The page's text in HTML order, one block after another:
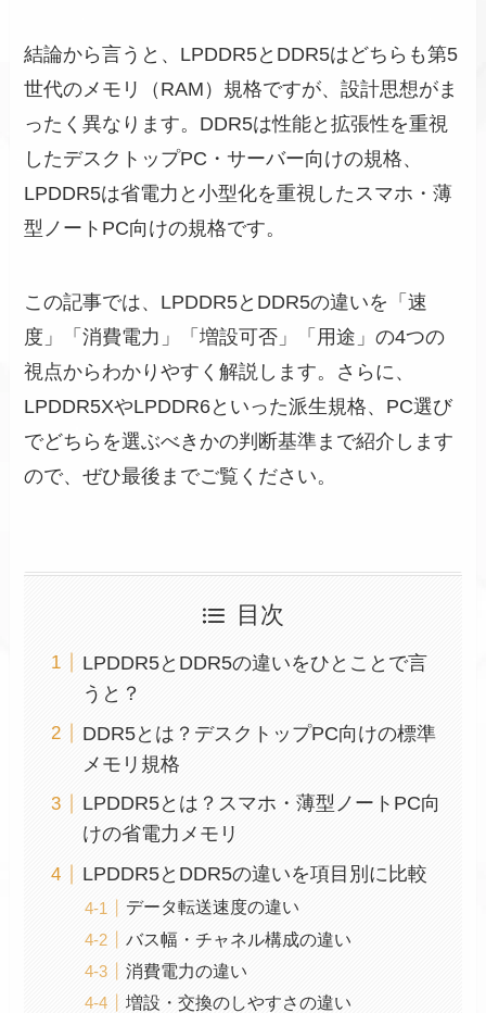
結論から言うと、LPDDR5とDDR5はどちらも第5
世代のメモリ（RAM）規格ですが、設計思想がま
ったく異なります。DDR5は性能と拡張性を重視
したデスクトップPC・サーバー向けの規格、
LPDDR5は省電力と小型化を重視したスマホ・薄
型ノートPC向けの規格です。
この記事では、LPDDR5とDDR5の違いを「速
度」「消費電力」「増設可否」「用途」の4つの
視点からわかりやすく解説します。さらに、
LPDDR5XやLPDDR6といった派生規格、PC選び
でどちらを選ぶべきかの判断基準まで紹介します
ので、ぜひ最後までご覧ください。
目次
LPDDR5とDDR5の違いをひとことで言
うと？
DDR5とは？デスクトップPC向けの標準
メモリ規格
LPDDR5とは？スマホ・薄型ノートPC向
けの省電力メモリ
LPDDR5とDDR5の違いを項目別に比較
データ転送速度の違い
バス幅・チャネル構成の違い
消費電力の違い
増設・交換のしやすさの違い